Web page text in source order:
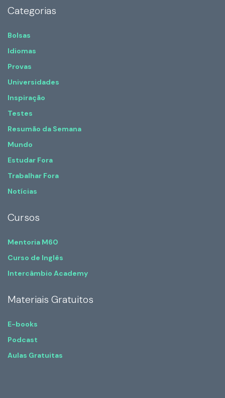
Categorias
Bolsas
Idiomas
Provas
Universidades
Inspiração
Testes
Resumão da Semana
Mundo
Estudar Fora
Trabalhar Fora
Notícias
Cursos
Mentoria M60
Curso de Inglês
Intercâmbio Academy
Materiais Gratuitos
E-books
Podcast
Aulas Gratuitas